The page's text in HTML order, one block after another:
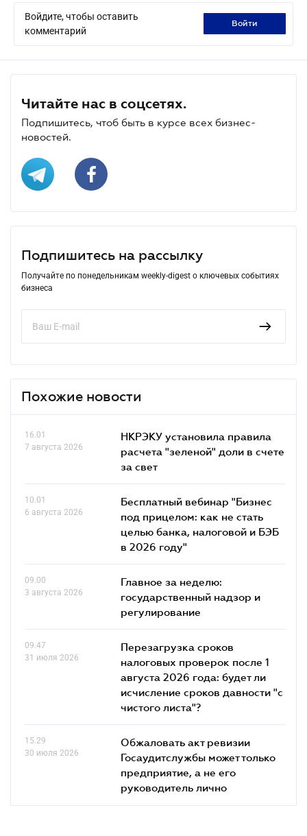
Войдите, чтобы оставить
комментарий
войти
Читайте нас в соцсетях.
Подпишитесь, чтоб быть в курсе всех бизнес-
новостей.
Подпишитесь на рассылку
Получайте по понедельникам weekly-digest о ключевых событиях
бизнеса
Похожие новости
16.01
7 августа 2026
НКРЭКУ установила правила
расчета "зеленой" доли в счете
за свет
10.01
6 августа 2026
Бесплатный вебинар "Бизнес
под прицелом: как не стать
целью банка, налоговой и БЭБ
в 2026 году"
09.00
3 августа 2026
Главное за неделю:
государственный надзор и
регулирование
09.47
31 июля 2026
Перезагрузка сроков
налоговых проверок после 1
августа 2026 года: будет ли
исчисление сроков давности "с
чистого листа"?
15.29
30 июля 2026
Обжаловать акт ревизии
Госаудитслужбы может только
предприятие, а не его
руководитель лично